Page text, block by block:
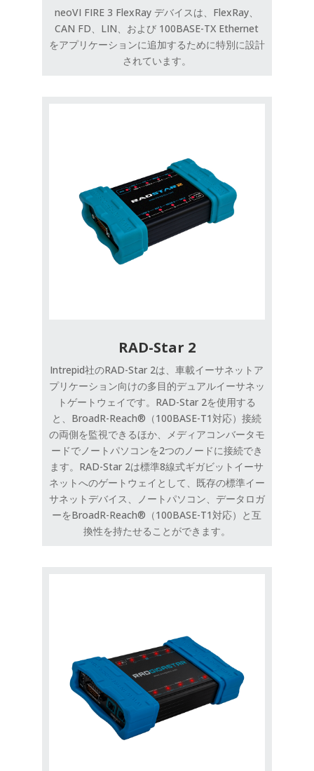
neoVI FIRE 3 FlexRay デバイスは、FlexRay、
CAN FD、LIN、および 100BASE-TX Ethernet
をアプリケーションに追加するために特別に設計
されています。
RAD-Star 2
Intrepid社のRAD-Star 2は、車載イーサネットア
プリケーション向けの多目的デュアルイーサネッ
トゲートウェイです。RAD-Star 2を使用する
と、BroadR-Reach®（100BASE-T1対応）接続
の両側を監視できるほか、メディアコンバータモ
ードでノートパソコンを2つのノードに接続でき
ます。RAD-Star 2は標準8線式ギガビットイーサ
ネットへのゲートウェイとして、既存の標準イー
サネットデバイス、ノートパソコン、データロガ
ーをBroadR-Reach®（100BASE-T1対応）と互
換性を持たせることができます。